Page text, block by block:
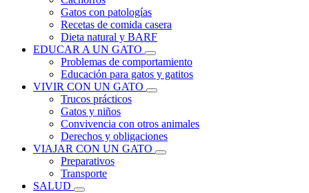
Gatos con patologías
Recetas de comida casera
Dieta natural y BARF
EDUCAR A UN GATO
Problemas de comportamiento
Educación para gatos y gatitos
VIVIR CON UN GATO
Trucos prácticos
Gatos y niños
Convivencia con otros animales
Derechos y obligaciones
VIAJAR CON UN GATO
Preparativos
Transporte
SALUD